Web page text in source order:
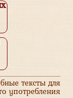
тексты для
употребления